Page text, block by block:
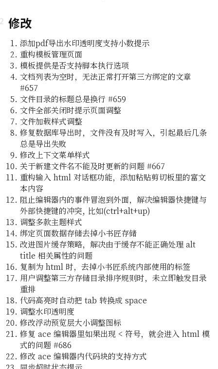
修改
添加pdf导出水印透明度支持小数提示
重构模板管理页面
模板提供是否支持脚本执行选项
文档列表为空时，无法正常打开第三方绑定的文章
#657
文件目录的标题总是换行 #659
文件全部关闭时提示页面调整
文件加载样式调整
修复数据库导出时，文件没有及时写入，引起最后几条
总是导出失败
修改上下文菜单样式
关于新建文件名不能及时更新的问题 #667
重构输入 html 对话框功能，添加粘贴剪切板里的富文
本内容
阻止编辑器内的事件冒泡到外面，解决编辑器快捷键与
外部快捷键的冲突, 比如(ctrl+alt+up)
调整多款主题样式
绑定页面数据存储去掉小书匠存储
改进图片缓存策略，解决由于缓存不能正确处理 alt
title 相关属性的问题
复制为 html 时，去掉小书匠系统内部使用的标签
用户调整第三方存储目录排序规则时，未立即触发目录
重排
代码高亮时自动把 tab 转换成 space
调整水印透明度
修改浮动预览层大小调整图标
修复 ace 编辑器里如果出现 < 符号，就会进入 html 模
式的问题 #686
修改 ace 编辑器内代码块的支持方式
及白
器
频
频
示说
频说